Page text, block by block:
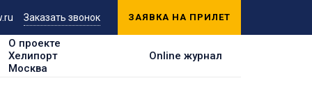
Заказать звонок ЗАЯВКА НА ПРИЛЕТ
О проекте
Хелипорт
Москва
Online журнал